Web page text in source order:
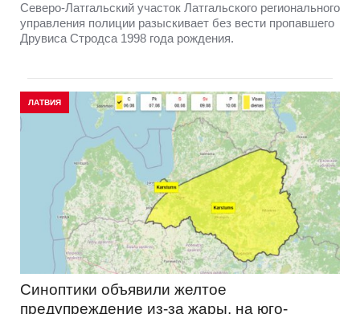
Северо-Латгальский участок Латгальского регионального
управления полиции разыскивает без вести пропавшего
Друвиса Стродса 1998 года рождения.
ЛАТВИЯ
Синоптики объявили желтое
предупреждение из-за жары, на юго-